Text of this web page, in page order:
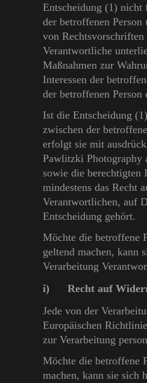
Entscheidung (1) nicht
der betroffenen
von
Verantwortliche
Maßnahmen zur
Interessen der
der betroffenen Person
Ist die Entscheidung
zwischen der
erfolgt sie mit
Pawlitzki Photography
sowie die berechtigten
mindestens das Recht
Verantwortlichen, auf
Entscheidung gehört.
Möchte die betroffene
geltend machen, kann
Verarbeitung
i) Recht auf
Jede von der
Europäischen
zur Verarbeitung
Möchte die betroffene
machen, kann sie sich